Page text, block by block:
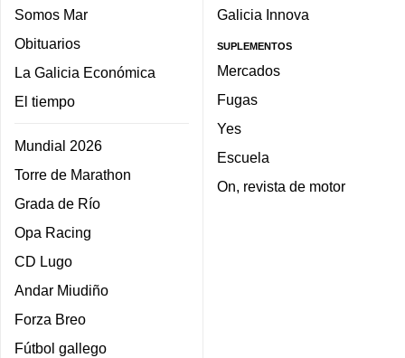
Somos Mar
Obituarios
La Galicia Económica
El tiempo
Mundial 2026
Torre de Marathon
Grada de Río
Opa Racing
CD Lugo
Andar Miudiño
Forza Breo
Fútbol gallego
Galicia Innova
SUPLEMENTOS
Mercados
Fugas
Yes
Escuela
On, revista de motor